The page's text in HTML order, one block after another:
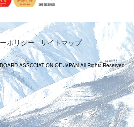
ポリシー サイトマップ
ASSOCIATION OF JAPAN All Rights Reserved.